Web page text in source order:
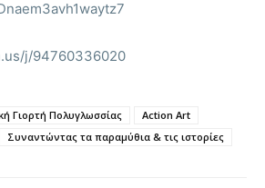
j/94760336020
Γιορτή Πολυγλωσσίας
Αction Art
Συναντώντας τα παραμύθια & τις ιστορίες